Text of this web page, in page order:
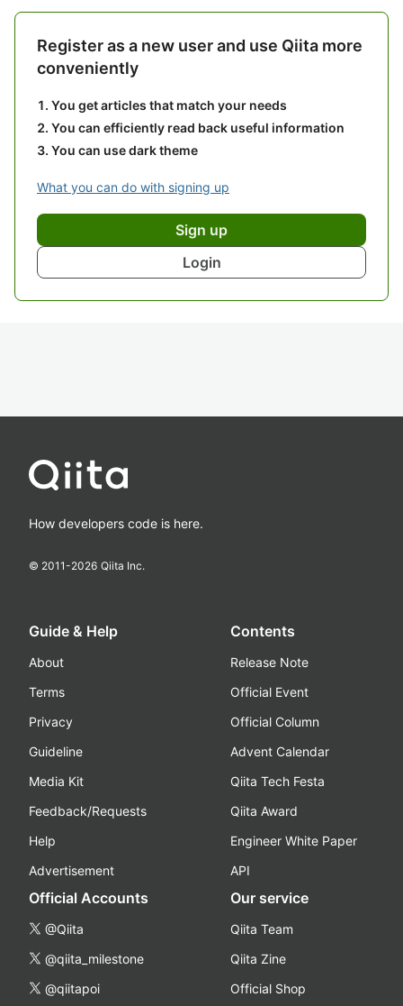
Register as a new user and use Qiita more
conveniently
You get articles that match your needs
You can efficiently read back useful information
You can use dark theme
What you can do with signing up
Sign up
Login
How developers code is here.
© 2011-2026 Qiita Inc.
Guide & Help
About
Terms
Privacy
Guideline
Media Kit
Feedback/Requests
Help
Advertisement
Contents
Release Note
Official Event
Official Column
Advent Calendar
Qiita Tech Festa
Qiita Award
Engineer White Paper
API
Official Accounts
@Qiita
@qiita_milestone
@qiitapoi
Our service
Qiita Team
Qiita Zine
Official Shop